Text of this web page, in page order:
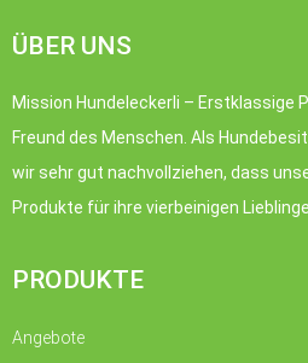
ÜBER UNS
Mission Hundeleckerli – Erstklassige
Freund des Menschen. Als
wir sehr gut nachvollziehen, dass
Produkte für ihre vierbeinigen
PRODUKTE
Angebote